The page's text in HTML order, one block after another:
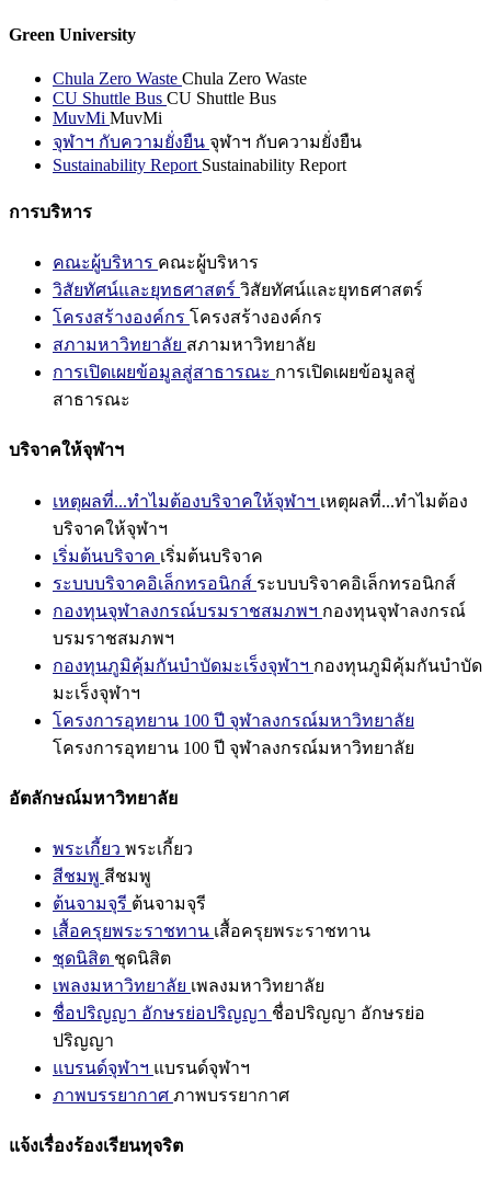
Green University
Chula Zero Waste Chula Zero Waste
CU Shuttle Bus CU Shuttle Bus
MuvMi MuvMi
จุฬาฯ กับความยั่งยืน จุฬาฯ กับความยั่งยืน
Sustainability Report Sustainability Report
การบริหาร
คณะผู้บริหาร คณะผู้บริหาร
วิสัยทัศน์และยุทธศาสตร์ วิสัยทัศน์และยุทธศาสตร์
โครงสร้างองค์กร โครงสร้างองค์กร
สภามหาวิทยาลัย สภามหาวิทยาลัย
การเปิดเผยข้อมูลสู่สาธารณะ การเปิดเผยข้อมูลสู่
สาธารณะ
บริจาคให้จุฬาฯ
เหตุผลที่...ทำไมต้องบริจาคให้จุฬาฯ เหตุผลที่...ทำไมต้อง
บริจาคให้จุฬาฯ
เริ่มต้นบริจาค เริ่มต้นบริจาค
ระบบบริจาคอิเล็กทรอนิกส์ ระบบบริจาคอิเล็กทรอนิกส์
กองทุนจุฬาลงกรณ์บรมราชสมภพฯ กองทุนจุฬาลงกรณ์
บรมราชสมภพฯ
กองทุนภูมิคุ้มกันบำบัดมะเร็งจุฬาฯ กองทุนภูมิคุ้มกันบำบัด
มะเร็งจุฬาฯ
โครงการอุทยาน 100 ปี จุฬาลงกรณ์มหาวิทยาลัย
โครงการอุทยาน 100 ปี จุฬาลงกรณ์มหาวิทยาลัย
อัตลักษณ์มหาวิทยาลัย
พระเกี้ยว พระเกี้ยว
สีชมพู สีชมพู
ต้นจามจุรี ต้นจามจุรี
เสื้อครุยพระราชทาน เสื้อครุยพระราชทาน
ชุดนิสิต ชุดนิสิต
เพลงมหาวิทยาลัย เพลงมหาวิทยาลัย
ชื่อปริญญา อักษรย่อปริญญา ชื่อปริญญา อักษรย่อ
ปริญญา
แบรนด์จุฬาฯ แบรนด์จุฬาฯ
ภาพบรรยากาศ ภาพบรรยากาศ
แจ้งเรื่องร้องเรียนทุจริต